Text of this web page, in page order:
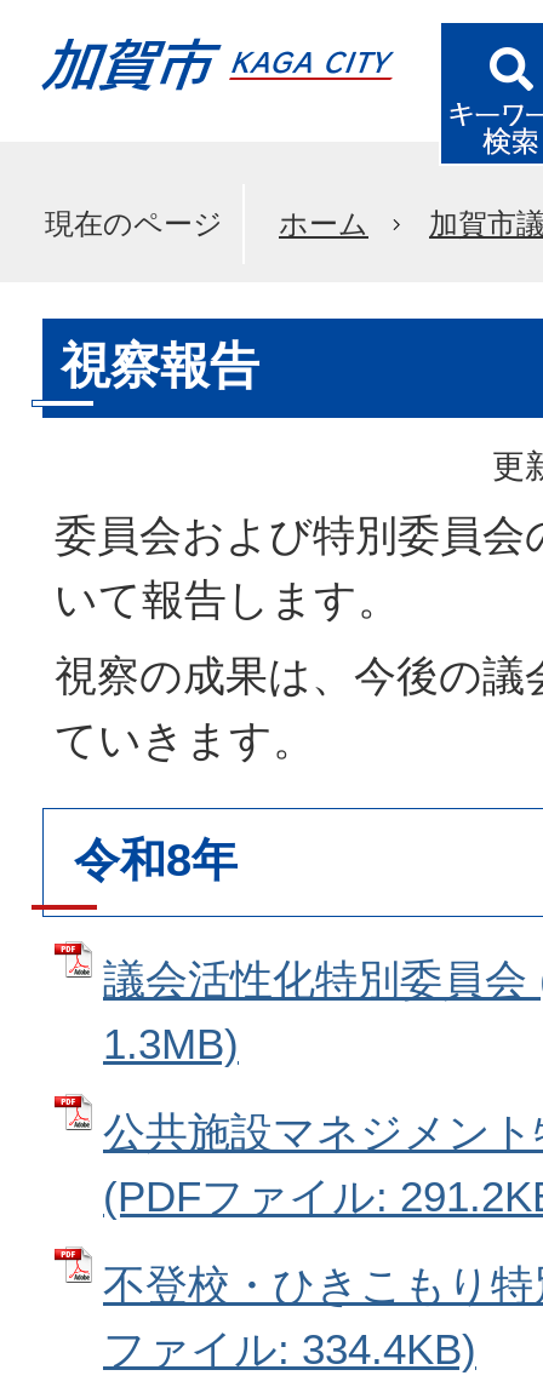
現在のページ ホーム 加賀市
視察報告
更
委員会および特別委員会
いて報告します。
視察の成果は、今後の議
ていきます。
令和8年
議会活性化特別委員
1.3MB)
公共施設マネジメン
(PDFファイル:
不登校・ひきこもり
ファイル: 334.4KB)